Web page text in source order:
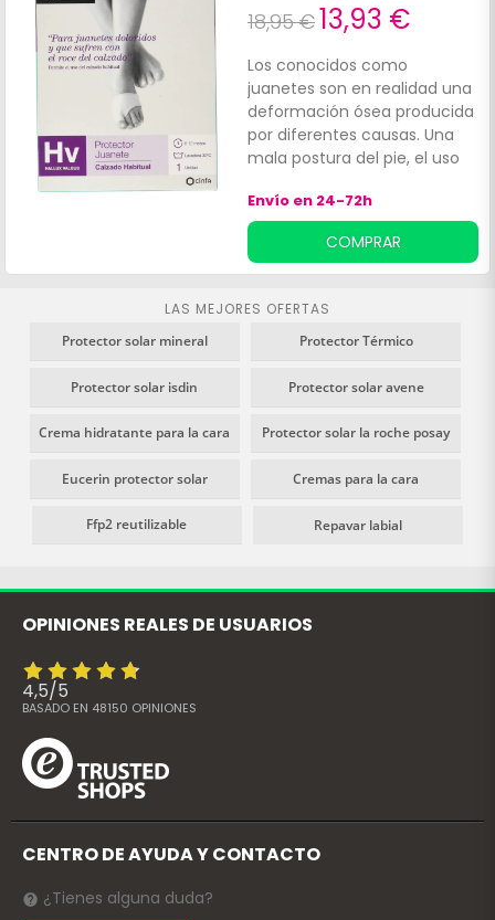
contribuye a que la
almohadilla plantar esté más
descansada sobre la base
acolchada, ayudando a que
el pie esté mucho menos
dolorido y con una postura
más natural. La almohadilla
plantar y de juanetes de
Farmalastic viene en un pack
de dos unidades.
18,95 €13,93 €
Los conocidos como
juanetes son en realidad una
deformación ósea producida
por diferentes causas. Una
mala postura del pie, el uso
factores genéticos pueden
determinar la aparición de
este problema, que además
de antiestético es muy
Envío en 24-72h
COMPRAR
LAS MEJORES OFERTAS
Protector solar mineral
Protector Térmico
Protector solar isdin Protector solar avene
Crema hidratante para la cara Protector solar la roche posay
Eucerin protector solar Cremas para la cara
Ffp2 reutilizable Repavar labial
OPINIONES REALES DE USUARIOS
4,5/5
BASADO EN 48150 OPINIONES
CENTRO DE AYUDA Y CONTACTO
¿Tienes alguna duda?